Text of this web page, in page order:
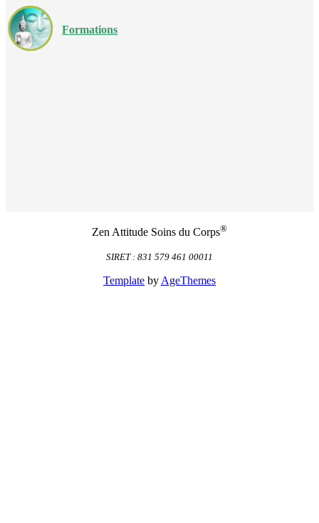
Formations
Zen Attitude Soins du Corps®
SIRET : 831 579 461 00011
Template by AgeThemes